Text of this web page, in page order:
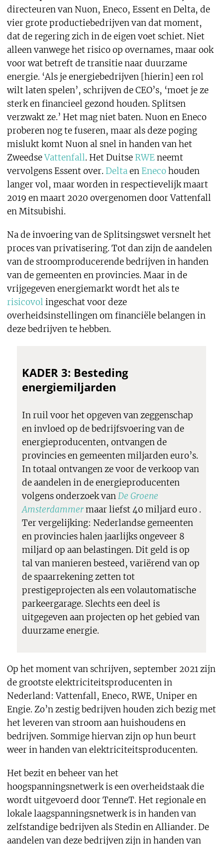
directeuren van Nuon, Eneco, Essent en Delta, de
vier grote productiebedrijven van dat moment,
dat de regering zich in de eigen voet schiet. Niet
alleen vanwege het risico op overnames, maar ook
voor wat betreft de transitie naar duurzame
energie. ‘Als je energiebedrijven [hierin] een rol
wilt laten spelen’, schrijven de CEO’s, ‘moet je ze
sterk en financieel gezond houden. Splitsen
verzwakt ze.’ Het mag niet baten. Nuon en Eneco
proberen nog te fuseren, maar als deze poging
mislukt komt Nuon al snel in handen van het
ZweedseVattenfall. Het Duitse RWEneemt
vervolgens Essent over. Deltaen Enecohouden
langer vol, maar worden in respectievelijk maart
2019 en maart 2020 overgenomen door Vattenfall
en Mitsubishi.
Na de invoering van de Splitsingswet versnelt het
proces van privatisering. Tot dan zijn de aandelen
van de stroomproducerende bedrijven in handen
van de gemeenten en provincies. Maar in de
vrijgegeven energiemarkt wordt het als te
risicovol ingeschat voor deze
overheidsinstellingen om financiële belangen in
deze bedrijven te hebben.
KADER 3: Besteding
energiemiljarden
In ruil voor het opgeven van zeggenschap
en invloed op de bedrijfsvoering van de
energieproducenten, ontvangen de
provincies en gemeenten miljarden euro’s.
In totaal ontvangen ze voor de verkoop van
de aandelen in de energieproducenten
volgens onderzoek vanDe Groene
Amsterdammermaar liefst 40 miljard euro .
Ter vergelijking: Nederlandse gemeenten
en provincies halen jaarlijks ongeveer 8
miljard op aan belastingen. Dit geld is op
tal van manieren besteed, variërend van op
de spaarrekening zetten tot
prestigeprojecten als een volautomatische
parkeergarage. Slechts een deel is
uitgegeven aan projecten op het gebied van
duurzame energie.
Op het moment van schrijven, september 2021 zijn
de grootste elektriciteitsproducenten in
Nederland: Vattenfall, Eneco, RWE, Uniper en
Engie. Zo’n zestig bedrijven houden zich bezig met
het leveren van stroom aan huishoudens en
bedrijven. Sommige hiervan zijn op hun beurt
weer in handen van elektriciteitsproducenten.
Het bezit en beheer van het
hoogspanningsnetwerk is een overheidstaak die
wordt uitgevoerd door TenneT. Het regionale en
lokale laagspanningsnetwerk is in handen van
zelfstandige bedrijven als Stedin en Alliander. De
aandelen van deze bedrijven zijn in handen van